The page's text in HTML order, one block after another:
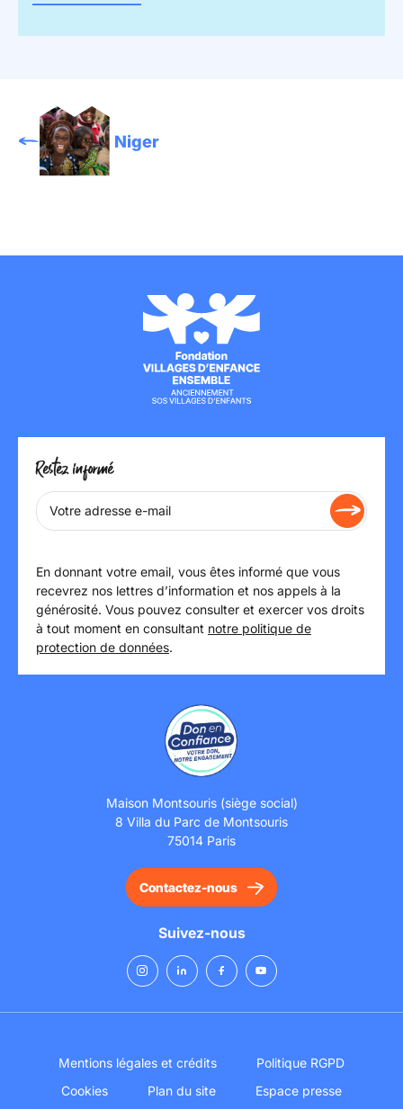
La majorité des familles à Dapaong vivent dans des
Niger
Restez informé
En donnant votre email, vous êtes informé que vous
recevrez nos lettres d’information et nos appels à la
générosité. Vous pouvez consulter et exercer vos droits
à tout moment en consultant notre politique de
protection de données.
Maison Montsouris (siège social)
8 Villa du Parc de Montsouris
75014 Paris
Contactez-nous
Suivez-nous
Mentions légales et crédits
Politique RGPD
Cookies
Plan du site Espace presse